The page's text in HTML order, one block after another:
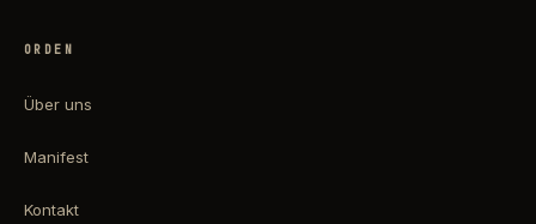
ORDEN
Über uns
Manifest
Kontakt